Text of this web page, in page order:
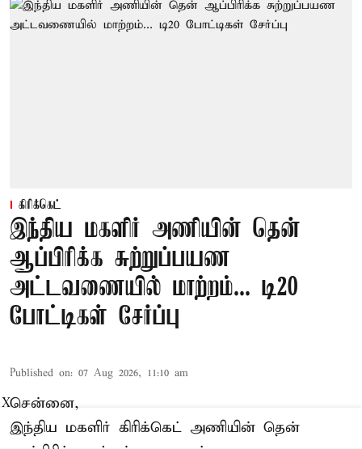
கிரிக்கெட்
இந்திய மகளிர் அணியின் தென்
ஆப்பிரிக்க சுற்றுப்பயண
அட்டவணையில் மாற்றம்... டி20
போட்டிகள் சேர்ப்பு
Published on: 07 Aug 2026, 11:10 am
சென்னை,
இந்திய மகளிர் கிரிக்கெட் அணியின் தென்
X